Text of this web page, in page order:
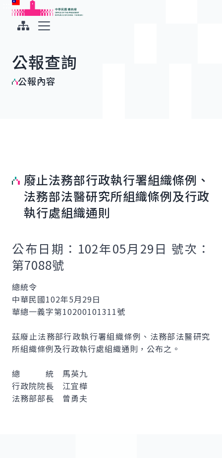
跳到主要內容
中華民國總統府
公報查詢
公報內容
廢止法務部行政執行署組織條例、
法務部法醫研究所組織條例及行政
執行處組織通則
公布日期：102年05月29日 號次：
第7088號
總統令
中華民國102年5月29日
華總一義字第10200101311號
茲廢止法務部行政執行署組織條例、法務部法醫研究
所組織條例及行政執行處組織通則，公布之。
總 統 馬英九
行政院院長 江宜樺
法務部部長 曾勇夫